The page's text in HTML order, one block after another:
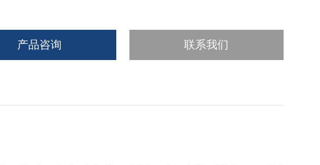
产品咨询 联系我们